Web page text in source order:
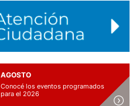
AGOSTO
Conocé los eventos programados
para el 2026